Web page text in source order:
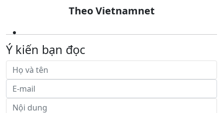
Theo Vietnamnet
Ý kiến bạn đọc